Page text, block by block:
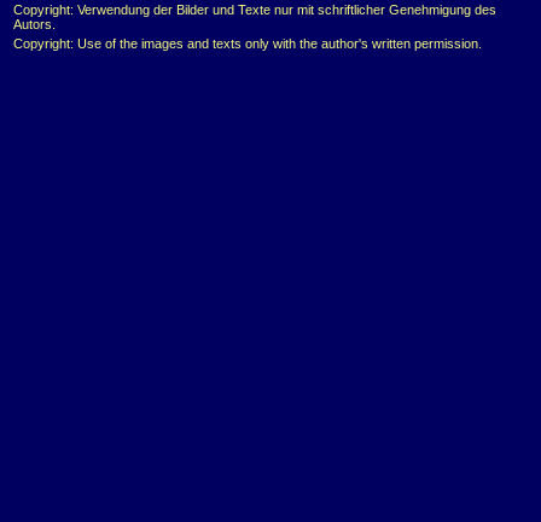
Copyright: Verwendung der Bilder und Texte nur mit schriftlicher Genehmigung des
Autors.
Copyright: Use of the images and texts only with the author's written permission.